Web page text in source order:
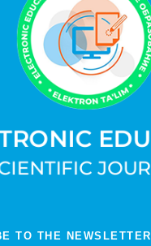
TO THE NEWSLETTER